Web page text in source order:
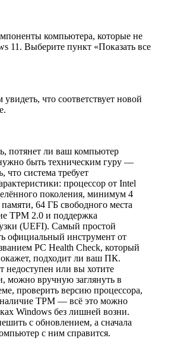
компьютера, которые не
11. Выберите пункт «Показать все
что соответствует новой
потянет ли ваш компьютер
быть техническим гуру —
что система требует
процессор от Intel
поколения, минимум 4
64 ГБ свободного места
TPM 2.0 и поддержка
(UEFI). Самый простой
официальный инструмент от
PC Health Check, который
подходит ли ваш ПК.
недоступен или вы хотите
можно вручную заглянуть в
проверить версию процессора,
TPM — всё это можно
Windows без лишней возни.
с обновлением, а сначала
с ним справится.